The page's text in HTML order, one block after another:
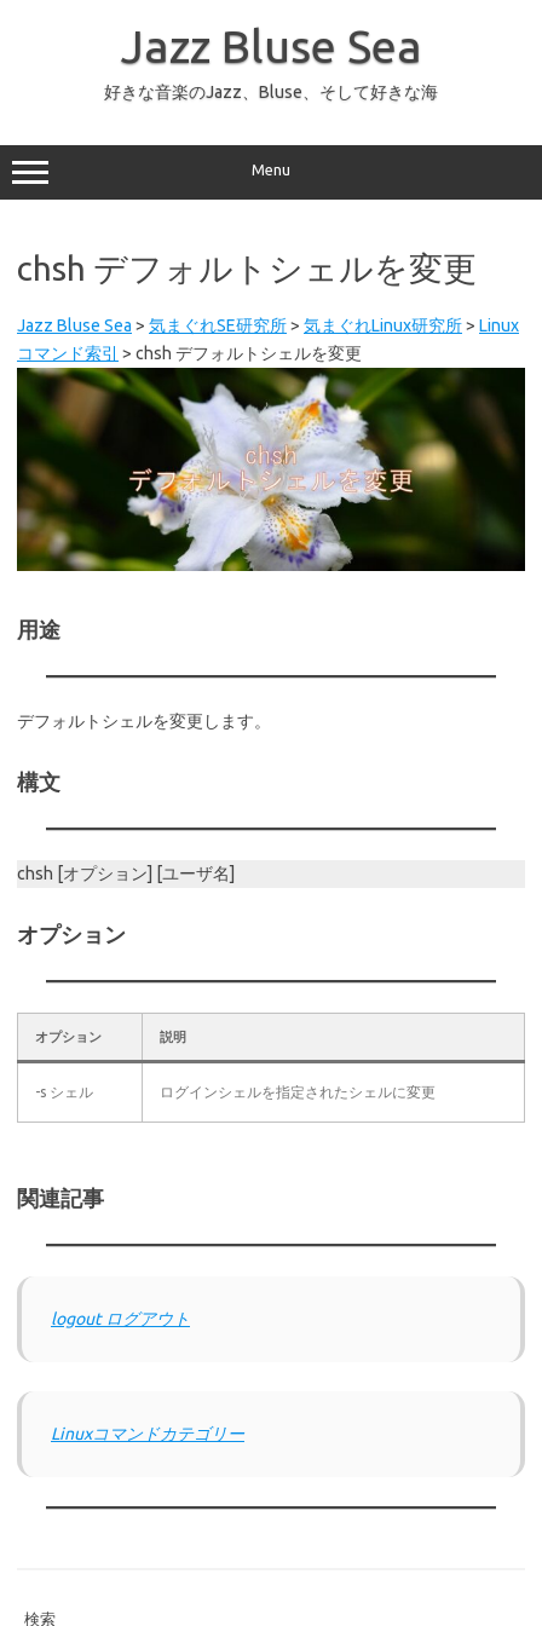
ッ
プ
Jazz Bluse Sea
好きな音楽のJazz、Bluse、そして好きな海
Menu
chsh デフォルトシェルを変更
Jazz Bluse Sea > 気まぐれSE研究所> 気まぐれLinux研究所> Linux
コマンド索引
> chsh デフォルトシェルを変更
用途
デフォルトシェルを変更します。
構文
chsh [オプション] [ユーザ名]
オプション
オプション 説明
-s シェル ログインシェルを指定されたシェルに変更
関連記事
logout ログアウト
Linuxコマンドカテゴリー
検索